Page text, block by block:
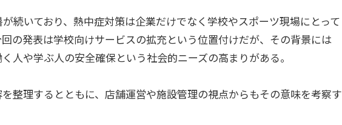
続いており、熱中症対策は企業だけでなく学校やスポーツ現場にとって
の発表は学校向けサービスの拡充という位置付けだが、その背景には
人や学ぶ人の安全確保という社会的ニーズの高まりがある。
整理するとともに、店舗運営や施設管理の視点からもその意味を考察す